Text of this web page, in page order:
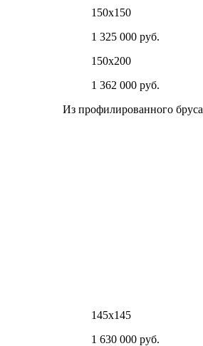
150х150
1 325 000 руб.
150х200
1 362 000 руб.
Из профилированного бруса
145х145
1 630 000 руб.